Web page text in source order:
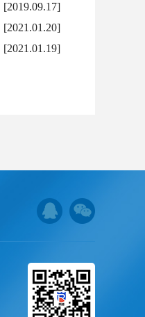
[2019.09.17]
[2021.01.20]
[2021.01.19]